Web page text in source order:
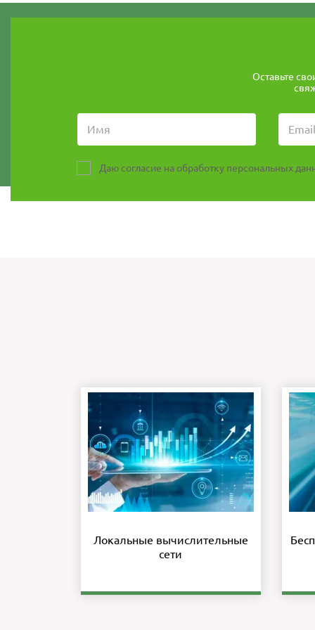
Оставьте
Даю согласие на обработку персональных
Локальные вычислительные
сети